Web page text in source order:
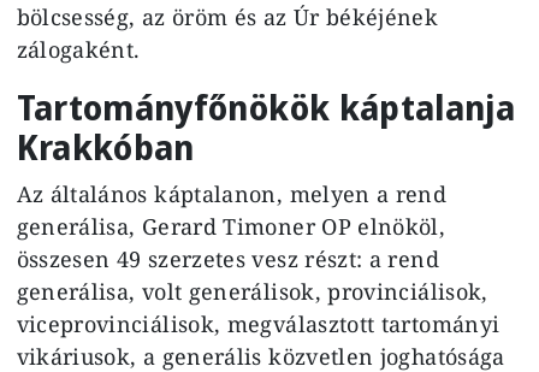
bölcsesség, az öröm és az Úr békéjének
zálogaként.
Tartományfőnökök káptalanja
Krakkóban
Az általános káptalanon, melyen a rend
generálisa, Gerard Timoner OP elnököl,
összesen 49 szerzetes vesz részt: a rend
generálisa, volt generálisok, provinciálisok,
viceprovinciálisok, megválasztott tartományi
vikáriusok, a generális közvetlen joghatósága